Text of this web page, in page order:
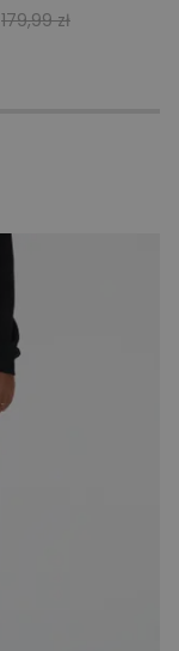
179,99 zł